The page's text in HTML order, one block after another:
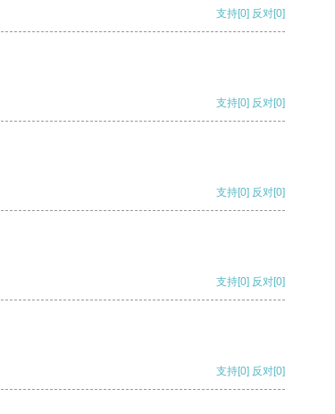
支持[0] 反对[0]
支持[0] 反对[0]
支持[0] 反对[0]
支持[0] 反对[0]
支持[0] 反对[0]